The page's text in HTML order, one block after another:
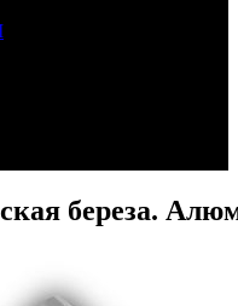
береза.